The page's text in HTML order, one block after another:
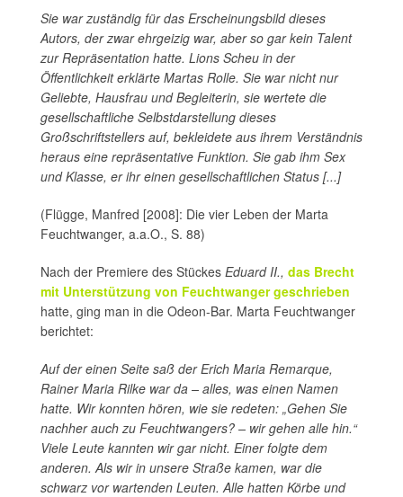
Sie war zuständig für das Erscheinungsbild dieses
Autors, der zwar ehrgeizig war, aber so gar kein Talent
zur Repräsentation hatte. Lions Scheu in der
Öffentlichkeit erklärte Martas Rolle. Sie war nicht nur
Geliebte, Hausfrau und Begleiterin, sie wertete die
gesellschaftliche Selbstdarstellung dieses
Großschriftstellers auf, bekleidete aus ihrem Verständnis
heraus eine repräsentative Funktion. Sie gab ihm Sex
und Klasse, er ihr einen gesellschaftlichen Status [...]
(Flügge, Manfred [2008]: Die vier Leben der Marta
Feuchtwanger, a.a.O., S. 88)
Nach der Premiere des Stückes Eduard II., das Brecht
mit Unterstützung von Feuchtwanger geschrieben
hatte, ging man in die Odeon-Bar. Marta Feuchtwanger
berichtet:
Auf der einen Seite saß der Erich Maria Remarque,
Rainer Maria Rilke war da – alles, was einen Namen
hatte. Wir konnten hören, wie sie redeten: „Gehen Sie
nachher auch zu Feuchtwangers? – wir gehen alle hin.“
Viele Leute kannten wir gar nicht. Einer folgte dem
anderen. Als wir in unsere Straße kamen, war die
schwarz vor wartenden Leuten. Alle hatten Körbe und